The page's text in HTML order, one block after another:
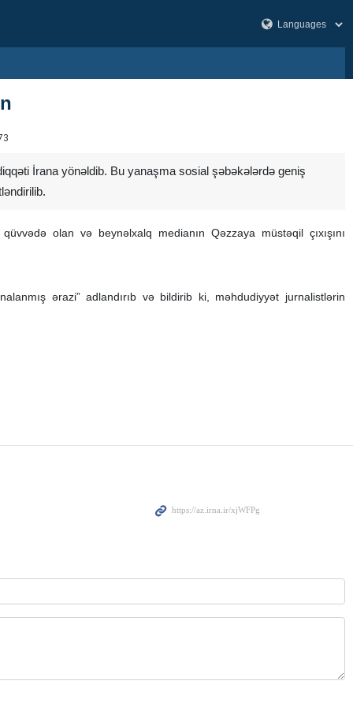
İrana yönəldib. Bu yanaşma sosial şəbəkələrdə geniş
olan və beynəlxalq medianın Qəzzaya müstəqil çıxışını
ərazi” adlandırıb və bildirib ki, məhdudiyyət jurnalistlərin